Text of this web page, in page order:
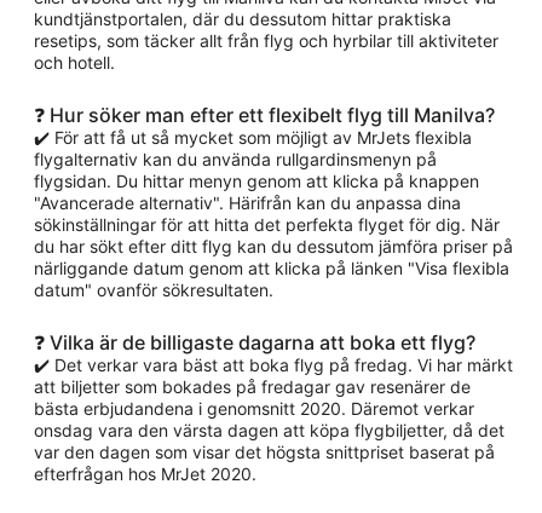
kundtjänstportalen, där du dessutom hittar praktiska
resetips, som täcker allt från flyg och hyrbilar till aktiviteter
och hotell.
❓ Hur söker man efter ett flexibelt flyg till Manilva?
✔️ För att få ut så mycket som möjligt av MrJets flexibla
flygalternativ kan du använda rullgardinsmenyn på
flygsidan. Du hittar menyn genom att klicka på knappen
"Avancerade alternativ". Härifrån kan du anpassa dina
sökinställningar för att hitta det perfekta flyget för dig. När
du har sökt efter ditt flyg kan du dessutom jämföra priser på
närliggande datum genom att klicka på länken "Visa flexibla
datum" ovanför sökresultaten.
❓ Vilka är de billigaste dagarna att boka ett flyg?
✔️ Det verkar vara bäst att boka flyg på fredag. Vi har märkt
att biljetter som bokades på fredagar gav resenärer de
bästa erbjudandena i genomsnitt 2020. Däremot verkar
onsdag vara den värsta dagen att köpa flygbiljetter, då det
var den dagen som visar det högsta snittpriset baserat på
efterfrågan hos MrJet 2020.